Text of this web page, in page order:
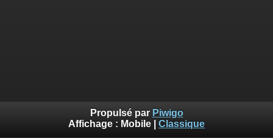
Propulsé par Piwigo
Affichage : Mobile Classique